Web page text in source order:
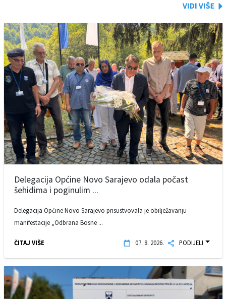
Delegacija Općine Novo Sarajevo odala počast
šehidima i poginulim ...
Delegacija Općine Novo Sarajevo prisustvovala je obilježavanju
manifestacije „Odbrana Bosne ...
ČITAJ VIŠE 07. 8. 2026. PODIJELI